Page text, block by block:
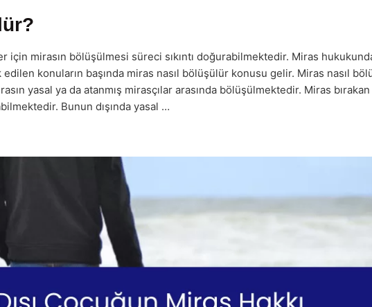
için mirasın bölüşülmesi süreci sıkıntı doğurabilmektedir. Miras
konuların başında miras nasıl bölüşülür konusu gelir. Miras nasıl
yasal ya da atanmış mirasçılar arasında bölüşülmektedir. Miras
Bunun dışında yasal …